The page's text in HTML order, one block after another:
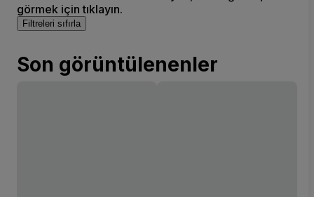
görmek için tıklayın.
Filtreleri sıfırla
Son görüntülenenler